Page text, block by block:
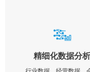
精细化数据分析